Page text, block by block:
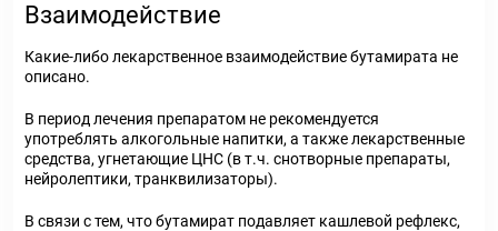
Взаимодействие
Какие-либо лекарственное взаимодействие бутамирата не
описано.
В период лечения препаратом не рекомендуется
употреблять алкогольные напитки, а также лекарственные
средства, угнетающие ЦНС (в т.ч. снотворные препараты,
нейролептики, транквилизаторы).
В связи с тем, что бутамират подавляет кашлевой рефлекс,